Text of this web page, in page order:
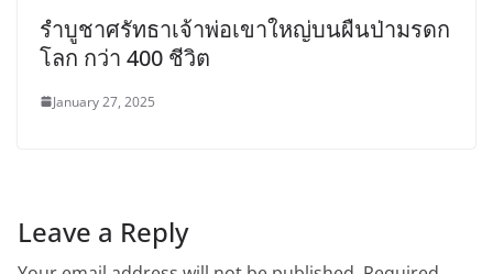
รำบูชาศรัทธาเจ้าพ่อเขาใหญ่บนผืนป่ามรดก
โลก กว่า 400 ชีวิต
January 27, 2025
Leave a Reply